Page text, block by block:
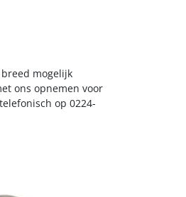
mogelijk
ons opnemen voor
op 0224-